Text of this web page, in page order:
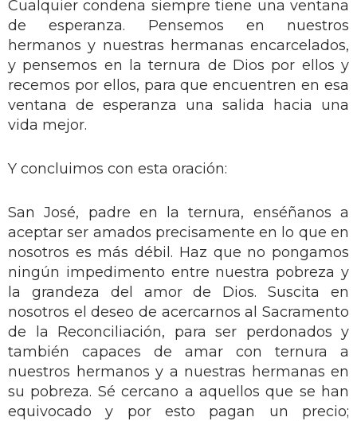
Cualquier condena siempre tiene una ventana
de esperanza. Pensemos en nuestros
hermanos y nuestras hermanas encarcelados,
y pensemos en la ternura de Dios por ellos y
recemos por ellos, para que encuentren en esa
ventana de esperanza una salida hacia una
vida mejor.
Y concluimos con esta oración:
San José, padre en la ternura, enséñanos a
aceptar ser amados precisamente en lo que en
nosotros es más débil. Haz que no pongamos
ningún impedimento entre nuestra pobreza y
la grandeza del amor de Dios. Suscita en
nosotros el deseo de acercarnos al Sacramento
de la Reconciliación, para ser perdonados y
también capaces de amar con ternura a
nuestros hermanos y a nuestras hermanas en
su pobreza. Sé cercano a aquellos que se han
equivocado y por esto pagan un precio;